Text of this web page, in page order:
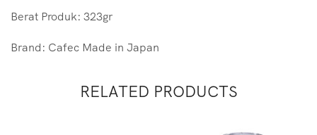
Berat Produk: 323gr
Brand: Cafec Made in Japan
RELATED PRODUCTS